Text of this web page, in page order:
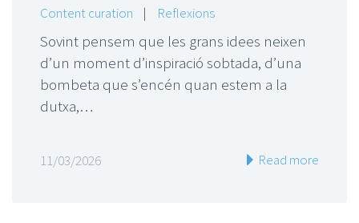
Content curation | Reflexions
Sovint pensem que les grans idees neixen
d’un moment d’inspiració sobtada, d’una
bombeta que s’encén quan estem a la
dutxa,…
11/03/2026 Read more